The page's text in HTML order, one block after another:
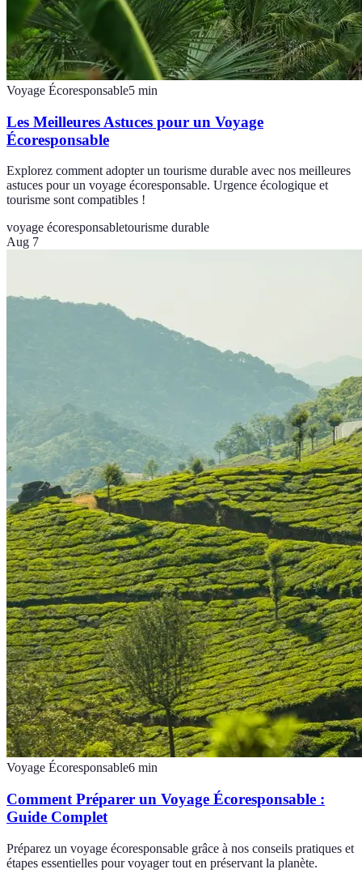
Voyage Écoresponsable5 min
Les Meilleures Astuces pour un Voyage
Écoresponsable
Explorez comment adopter un tourisme durable avec nos meilleures
astuces pour un voyage écoresponsable. Urgence écologique et
tourisme sont compatibles !
voyage écoresponsabletourisme durable
Aug 7
Voyage Écoresponsable6 min
Comment Préparer un Voyage Écoresponsable :
Guide Complet
Préparez un voyage écoresponsable grâce à nos conseils pratiques et
étapes essentielles pour voyager tout en préservant la planète.